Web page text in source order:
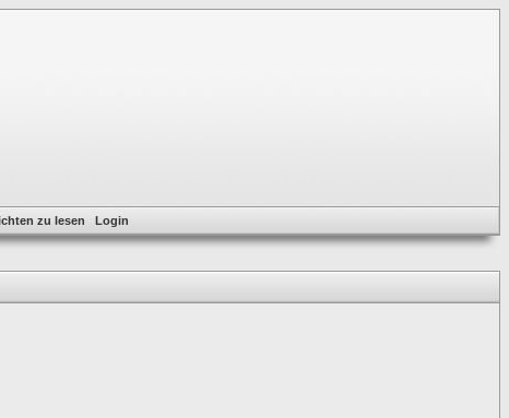
zu lesen Login